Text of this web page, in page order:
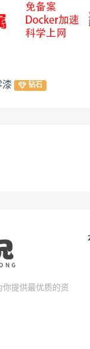
漆 钻石
提供最优质的资